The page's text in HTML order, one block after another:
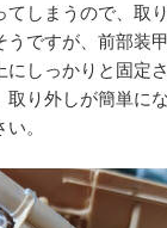
てしまうので、取
うですが、前部装
にしっかりと固定
取り外しが簡単に
。